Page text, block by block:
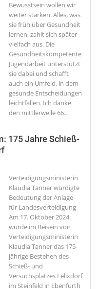
Bewusstsein wollen wir
weiter stärken. Alles, was
sie früh über Gesundheit
lernen, zahlt sich später
vielfach aus. Die
Gesundheitskompetente
Jugendarbeit unterstützt
sie dabei und schafft
auch ein Umfeld, in dem
gesunde Entscheidungen
leichtfallen. Ich danke
den mittlerweile 66…
175 Jahre Schieß-
Verteidigungsministerin
Klaudia Tanner würdigte
Bedeutung der Anlage
für Landesverteidigung
Am 17. Oktober 2024
wurde im Beisein von
Verteidigungsministerin
Klaudia Tanner das 175-
jährige Bestehen des
Schieß- und
Versuchsplatzes Felixdorf
im Steinfeld in Ebenfurth